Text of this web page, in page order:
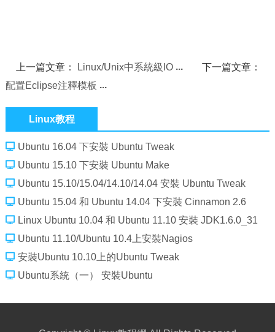
上一篇文章： Linux/Unix中系統級IO
下一篇文章：
配置Eclipse注釋模板
Linux教程
Ubuntu 16.04 下安裝 Ubuntu Tweak
Ubuntu 15.10 下安裝 Ubuntu Make
Ubuntu 15.10/15.04/14.10/14.04 安裝 Ubuntu Tweak
Ubuntu 15.04 和 Ubuntu 14.04 下安裝 Cinnamon 2.6
Linux Ubuntu 10.04 和 Ubuntu 11.10 安裝 JDK1.6.0_31
Ubuntu 11.10/Ubuntu 10.4上安裝Nagios
安裝Ubuntu 10.10上的Ubuntu Tweak
Ubuntu系統（一） 安裝Ubuntu